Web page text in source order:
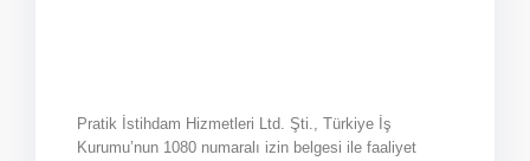
Pratik İstihdam Hizmetleri Ltd. Şti., Türkiye İş
Kurumu’nun 1080 numaralı izin belgesi ile faaliyet